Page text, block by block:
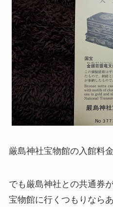
厳島神社宝物館の入館料
でも厳島神社との共通券
宝物館に行くつもりなら